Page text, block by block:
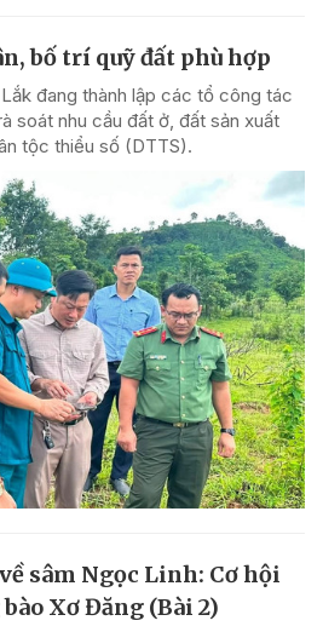
bố trí quỹ đất phù hợp
đang thành lập các tổ công tác
soát nhu cầu đất ở, đất sản xuất
tộc thiểu số (DTTS).
sâm Ngọc Linh: Cơ hội
Xơ Đăng (Bài 2)